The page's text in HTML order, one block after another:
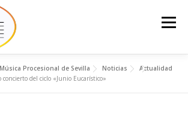
Menú
LA JUNTA DEL CONSEJO
Procesional de Sevilla Noticias
Actualidad
concierto del ciclo «Junio Eucarístico»